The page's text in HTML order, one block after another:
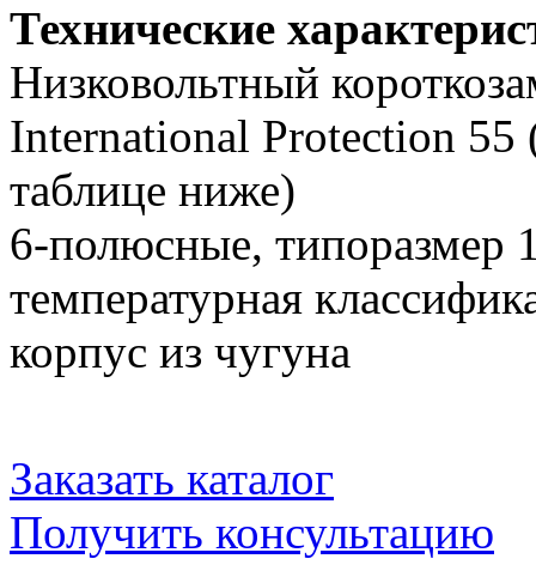
Технические
Низковольтный
International Protection 55
таблице ниже)
6-полюсные, типоразмер
температурная
корпус из чугуна
Заказать каталог
Получить консультацию